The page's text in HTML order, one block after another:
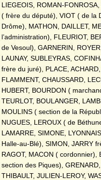
LIEGEOIS, ROMAN-
( frère du député), VIOT ( de la
Drôme), MATHON, DAILLET,
l’administration), FLEURIOT,
de Vesoul), GARNERIN,
LAUNAY, SUBLEYRAS,
frère du juré), PLACE,
FLAMMENT, CHAUSSARD,
HUBERT, BOURDON (
TEURLOT, BOULANGER,
MOULINS ( section de la
NUGUES, LEROUX ( de
LAMARRE, SIMONE,
Halle-au-Blé), SIMON, JARRY
RAGOT, MACON ( cordonnier),
section des Piques),
THIBAULT, JULIEN-LEROY,